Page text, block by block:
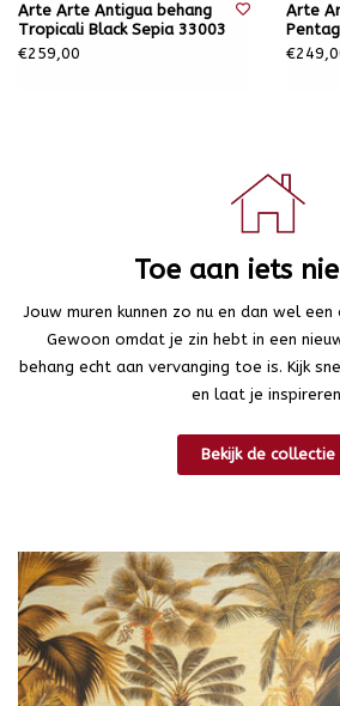
Arte Arte Antigua behang
Tropicali Black Sepia 33003
€259,00
Arte
Toe aan iets
Jouw muren kunnen zo nu en dan wel
Gewoon omdat je zin hebt in een
behang echt aan vervanging toe is. Kijk
en laat je
Bekijk de collectie